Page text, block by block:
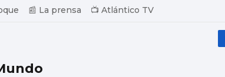
📰 La prensa 📺 Atlántico TV